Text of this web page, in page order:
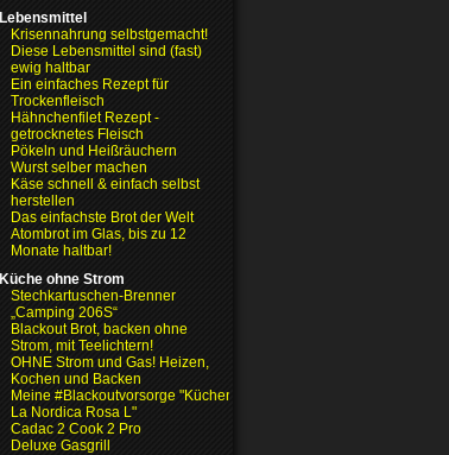
Lebensmittel
Krisennahrung selbstgemacht!
Diese Lebensmittel sind (fast)
ewig haltbar
Ein einfaches Rezept für
Trockenfleisch
Hähnchenfilet Rezept -
getrocknetes Fleisch
Pökeln und Heißräuchern
Wurst selber machen
Käse schnell & einfach selbst
herstellen
Das einfachste Brot der Welt
Atombrot im Glas, bis zu 12
Monate haltbar!
Küche ohne Strom
Stechkartuschen-Brenner
„Camping 206S“
Blackout Brot, backen ohne
Strom, mit Teelichtern!
OHNE Strom und Gas! Heizen,
Kochen und Backen
Meine #Blackoutvorsorge "Küchenofen
La Nordica Rosa L"
Cadac 2 Cook 2 Pro
Deluxe Gasgrill